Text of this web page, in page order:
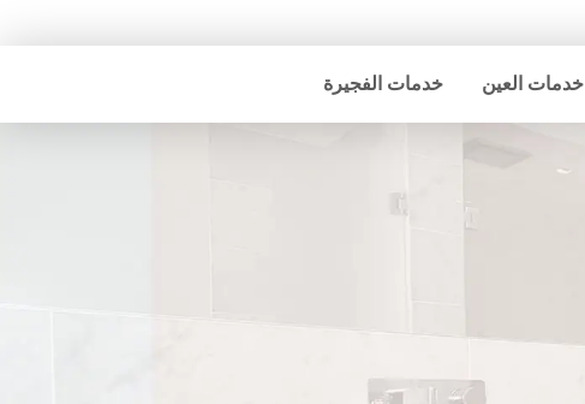
خدمات العين خدمات الفجيرة